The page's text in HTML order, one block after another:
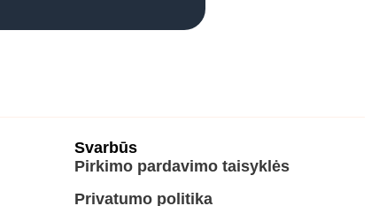
Svarbūs
Pirkimo pardavimo taisyklės
Privatumo politika